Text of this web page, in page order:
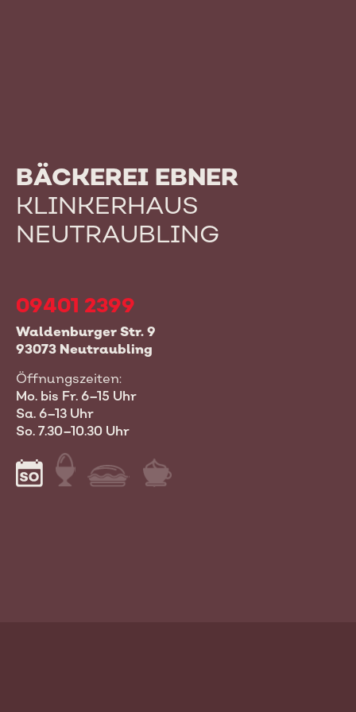
BÄCKEREI EBNER
KLINKERHAUS
NEUTRAUBLING
09401 2399
Waldenburger Str. 9
93073 Neutraubling
Öffnungszeiten:
Mo. bis Fr. 6–15 Uhr
Sa. 6–13 Uhr
So. 7.30–10.30 Uhr